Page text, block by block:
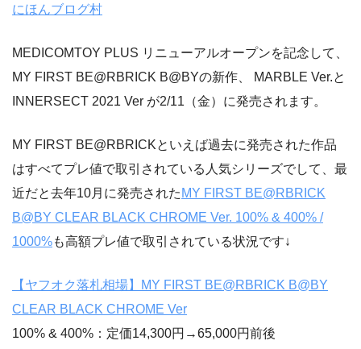
にほんブログ村
MEDICOMTOY PLUS リニューアルオープンを記念して、
MY FIRST BE@RBRICK B@BYの新作、 MARBLE Ver.と
INNERSECT 2021 Ver が2/11（金）に発売されます。
MY FIRST BE@RBRICKといえば過去に発売された作品
はすべてプレ値で取引されている人気シリーズでして、最
近だと去年10月に発売された MY FIRST BE@RBRICK
B@BY CLEAR BLACK CHROME Ver. 100% & 400% /
1000%も高額プレ値で取引されている状況です↓
【ヤフオク落札相場】MY FIRST BE@RBRICK B@BY
CLEAR BLACK CHROME Ver
100% & 400%：定価14,300円→65,000円前後